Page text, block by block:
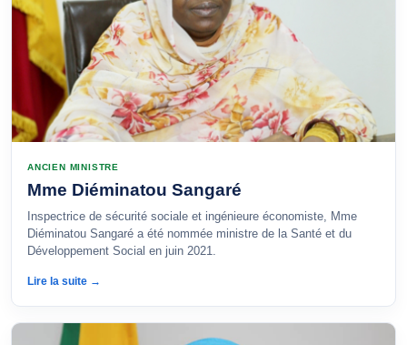
ANCIEN MINISTRE
Mme Diéminatou Sangaré
Inspectrice de sécurité sociale et ingénieure économiste, Mme
Diéminatou Sangaré a été nommée ministre de la Santé et du
Développement Social en juin 2021.
Lire la suite →